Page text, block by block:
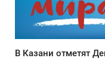
1 544
В Казани отметят